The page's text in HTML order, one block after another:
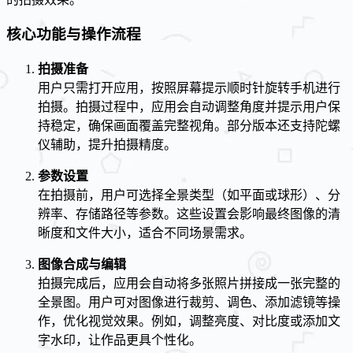
核心功能与操作流程
拍摄准备
用户只需打开应用，按照屏幕提示顺时针旋转手机进行
拍摄。拍摄过程中，应用会自动调整角度并提示用户保
持稳定，确保画面覆盖完整视角。部分版本还支持陀螺
仪辅助，提升拍摄精度。
参数设置
在拍摄前，用户可选择全景类型（如平面或球形）、分
辨率、存储路径等参数。这些设置会影响最终图像的清
晰度和文件大小，适合不同场景需求。
图像合成与编辑
拍摄完成后，应用会自动将多张照片拼接成一张完整的
全景图。用户可对图像进行裁剪、调色、添加滤镜等操
作，优化视觉效果。例如，调整亮度、对比度或添加文
字水印，让作品更具个性化。